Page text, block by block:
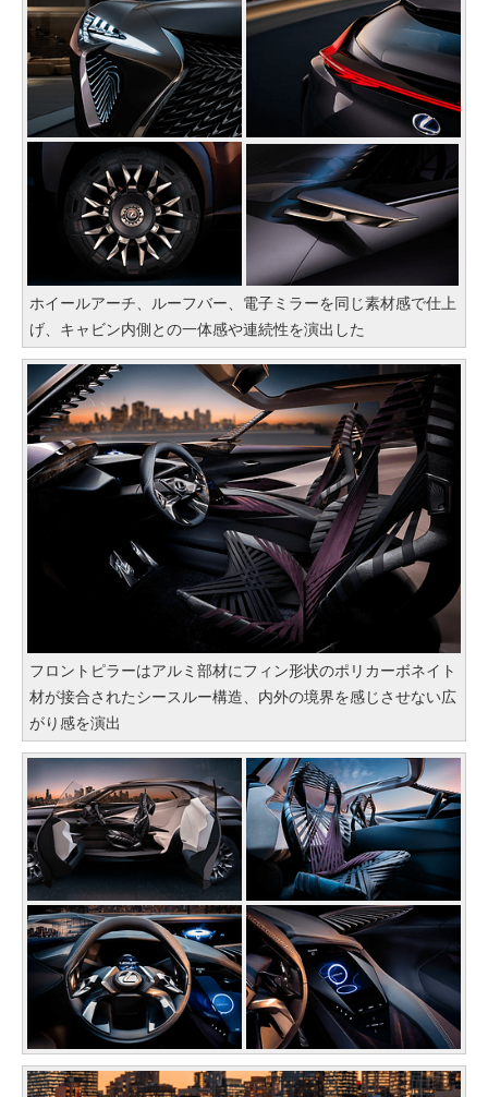
ホイールアーチ、ルーフバー、電子ミラーを同じ素材感で仕上
げ、キャビン内側との一体感や連続性を演出した
フロントピラーはアルミ部材にフィン形状のポリカーボネイト
材が接合されたシースルー構造、内外の境界を感じさせない広
がり感を演出